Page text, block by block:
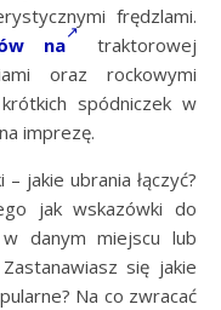
frędzlami.
na
traktorowej
oraz rockowymi
spódniczek w
imprezę.
– jakie ubrania łączyć?
jak wskazówki do
danym miejscu lub
się jakie
Na co zwracać